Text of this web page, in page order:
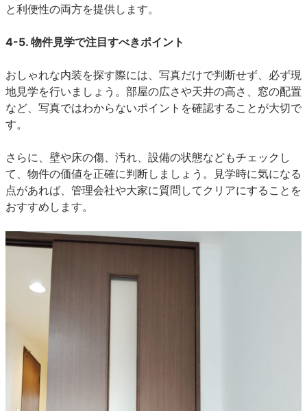
と利便性の両方を提供します。
4-5. 物件見学で注目すべきポイント
おしゃれな内装を探す際には、写真だけで判断せず、必ず現
地見学を行いましょう。部屋の広さや天井の高さ、窓の配置
など、写真ではわからないポイントを確認することが大切で
す。
さらに、壁や床の傷、汚れ、設備の状態などもチェックし
て、物件の価値を正確に判断しましょう。見学時に気になる
点があれば、管理会社や大家に質問してクリアにすることを
おすすめします。